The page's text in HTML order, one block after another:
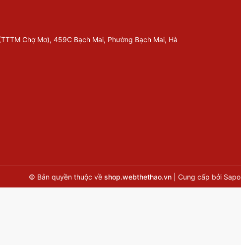
Chợ Mơ), 459C Bạch Mai, Phường Bạch Mai, Hà
© Bản quyền thuộc về shop.webthethao.vn Cung cấp bởi Sapo